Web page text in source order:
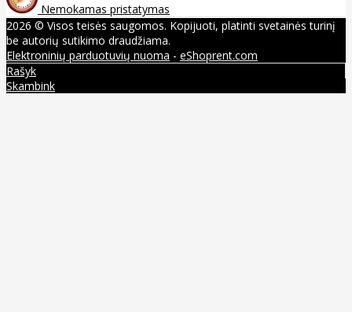
Nemokamas pristatymas
2026 © Visos teisės saugomos. Kopijuoti, platinti svetainės turinį
be autorių sutikimo draudžiama.
Elektroninių parduotuvių nuoma - eShoprent.com
Rašyk
Skambink